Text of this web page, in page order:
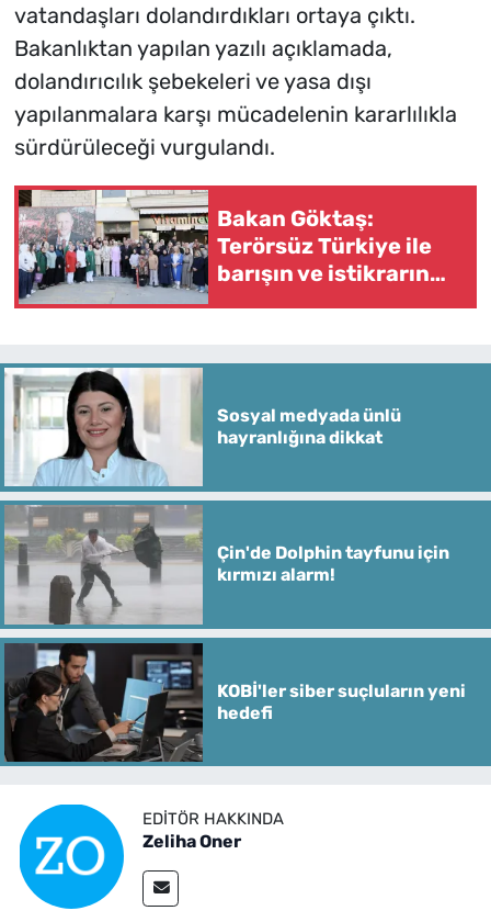
vatandaşları dolandırdıkları ortaya çıktı.
Bakanlıktan yapılan yazılı açıklamada,
dolandırıcılık şebekeleri ve yasa dışı
yapılanmalara karşı mücadelenin kararlılıkla
sürdürüleceği vurgulandı.
Bakan Göktaş:
Terörsüz Türkiye ile
barışın ve istikrarın
Sosyal medyada ünlü
hayranlığına dikkat
Çin'de Dolphin tayfunu için
kırmızı alarm!
KOBİ'ler siber suçluların yeni
hedefi
EDITÖR HAKKINDA
Zeliha Oner